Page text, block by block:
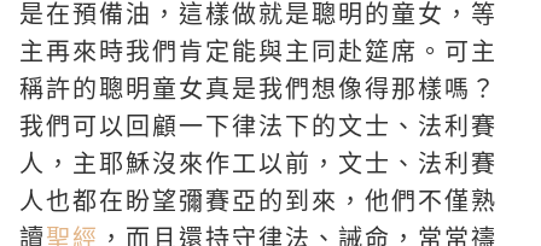
是在預備油，這樣做就是聰明的童女，等
主再來時我們肯定能與主同赴筵席。可主
稱許的聰明童女真是我們想像得那樣嗎？
我們可以回顧一下律法下的文士、法利賽
人， 主耶穌沒來作工以前，文士、法利賽
人也都在盼望彌賽亞 的到來，他們不僅熟
讀聖經 ，而且還持守律法、誡命，常常禱